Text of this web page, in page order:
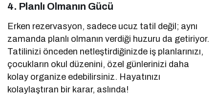
4. Planlı Olmanın Gücü
Erken rezervasyon, sadece ucuz tatil değil; aynı
zamanda planlı olmanın verdiği huzuru da getiriyor.
Tatilinizi önceden netleştirdiğinizde iş planlarınızı,
çocukların okul düzenini, özel günlerinizi daha
kolay organize edebilirsiniz. Hayatınızı
kolaylaştıran bir karar, aslında!